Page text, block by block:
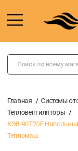
Главная Системы
Тепловентиляторы
КЭВ-90Т20Е
Тепломаш